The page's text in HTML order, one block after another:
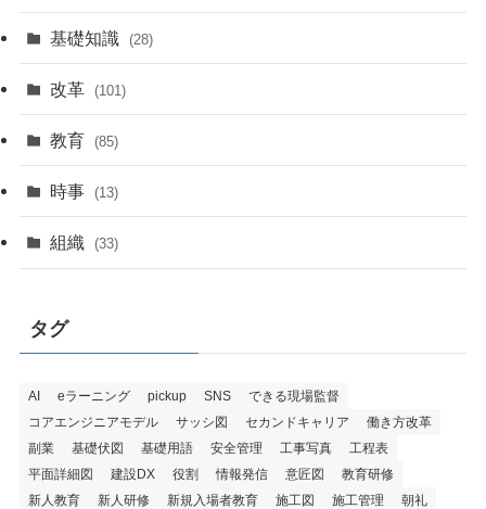
基礎知識 (28)
改革 (101)
教育 (85)
時事 (13)
組織 (33)
タグ
AI eラーニング pickup SNS
できる現場監督
コアエンジニアモデル
サッシ図 セカンドキャリア
働き方改革
副業
基礎伏図 基礎用語 安全管理 工事写真
工程表
平面詳細図
建設DX 役割 情報発信 意匠図
教育研修
新人教育
新人研修 新規入場者教育 施工図 施工管理 朝礼